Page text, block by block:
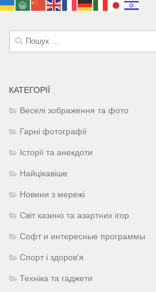
Пошук:
КАТЕГОРІЇ
Веселі зображення та фото
Гарні фотографії
Історії та анекдоти
Найцікавіше
Новини з мережі
Світ казино та азартних ігор
Софт и интересные программы
Спорт і здоров'я
Техніка та гаджети